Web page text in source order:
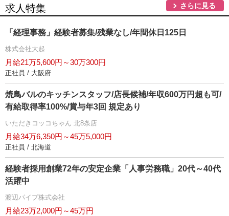
求人特集 さらに見る
「経理事務」経験者募集/残業なし/年間休日125日
株式会社大起
月給21万5,600円～30万300円
正社員 / 大阪府
焼鳥バルのキッチンスタッフ/店長候補/年収600万円超も可/
有給取得率100%/賞与年3回 規定あり
いただきコッコちゃん 北8条店
月給34万6,350円～45万5,000円
正社員 / 北海道
経験者採用創業72年の安定企業「人事労務職」20代～40代
活躍中
渡辺パイプ株式会社
月給23万2,000円～45万円